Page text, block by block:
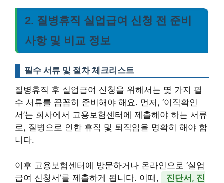
2. 질병휴직 실업급여 신청 전 준비
사항 및 비교 정보
필수 서류 및 절차 체크리스트
질병휴직 후 실업급여 신청을 위해서는 몇 가지 필
수 서류를 꼼꼼히 준비해야 해요. 먼저, ‘이직확인
서’는 회사에서 고용보험센터에 제출해야 하는 서류
로, 질병으로 인한 휴직 및 퇴직임을 명확히 해야 합
니다.
이후 고용보험센터에 방문하거나 온라인으로 ‘실업
급여 신청서’를 제출하게 됩니다. 이때,
진단서, 진